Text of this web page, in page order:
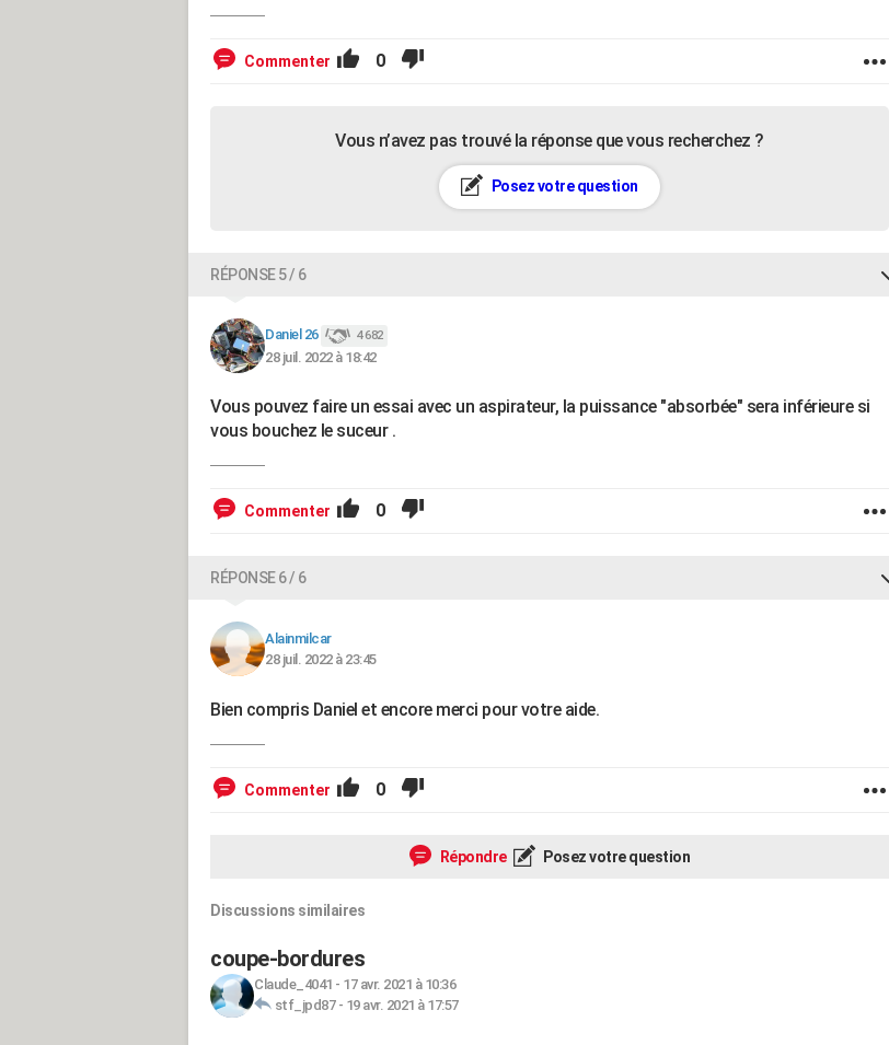
Commenter 0
Vous n’avez pas trouvé la réponse que vous recherchez ?
Posez votre question
RÉPONSE 5 / 6
Daniel 26 4 682
28 juil. 2022 à 18:42
Vous pouvez faire un essai avec un aspirateur, la puissance "absorbée" sera inférieure si
vous bouchez le suceur .
Commenter 0
RÉPONSE 6 / 6
Alainmilcar
28 juil. 2022 à 23:45
Bien compris Daniel et encore merci pour votre aide.
Commenter 0
Répondre Posez votre question
Discussions similaires
coupe-bordures
Claude_4041 - 17 avr. 2021 à 10:36
stf_jpd87- 19 avr. 2021 à 17:57